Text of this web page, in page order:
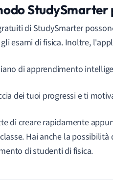
di StudySmarter
esami di fisica. Inoltre,
di apprendimento
dei tuoi progressi e ti
di creare rapidamente
Hai anche la
di studenti di fisica.